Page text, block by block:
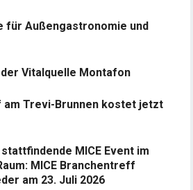
für Außengastronomie und
Vitalquelle Montafon
am Trevi-Brunnen kostet jetzt
MICE Event im
MICE Branchentreff
am 23. Juli 2026